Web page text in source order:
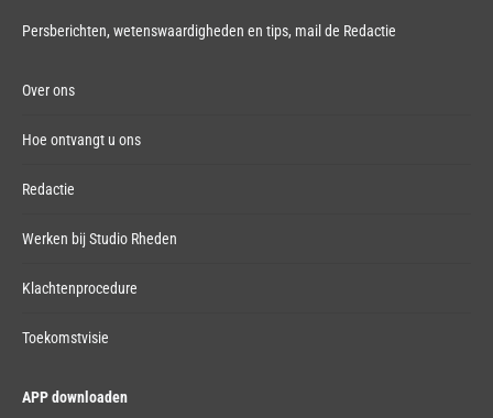
Persberichten, wetenswaardigheden en tips, mail de Redactie
Over ons
Hoe ontvangt u ons
Redactie
Werken bij Studio Rheden
Klachtenprocedure
Toekomstvisie
APP downloaden